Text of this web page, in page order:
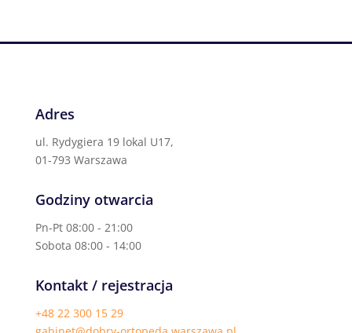
Adres
ul. Rydygiera 19 lokal U17,
01-793 Warszawa
Godziny otwarcia
Pn-Pt 08:00 - 21:00
Sobota 08:00 - 14:00
Kontakt / rejestracja
+48 22 300 15 29